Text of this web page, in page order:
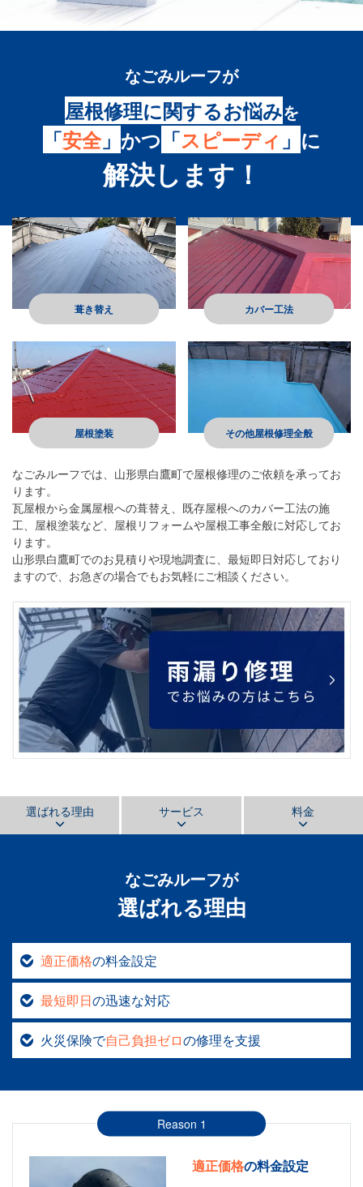
なごみルーフが
屋根修理に関するお悩みを
「安全」 かつ 「スピーディ 」 に
解決します！
葺き替え カバー工法
屋根塗装 その他屋根修理全般
なごみルーフでは、山形県白鷹町で屋根修理のご依頼を承ってお
ります。
瓦屋根から金属屋根への葺替え、既存屋根へのカバー工法の施
工、屋根塗装など、屋根リフォームや屋根工事全般に対応してお
ります。
山形県白鷹町でのお見積りや現地調査に、最短即日対応しており
ますので、お急ぎの場合でもお気軽にご相談ください。
選ばれる理由 サービス 料金
なごみルーフが
選ばれる理由
適正価格の料金設定
最短即日の迅速な対応
火災保険で自己負担ゼロの修理を支援
Reason 1
適正価格の料金設定